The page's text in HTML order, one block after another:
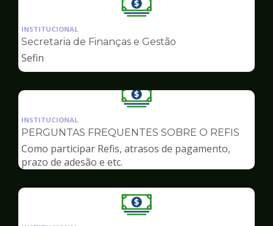
Ilustração
pagina
INSTITUCIONAL
Secretaria de Finanças e Gestão
Sefin
Ilustração
pagina
Finanças
INSTITUCIONAL
PERGUNTAS FREQUENTES SOBRE O REFIS
Como participar Refis, atrasos de pagamento,
prazo de adesão e etc.
Ilustração